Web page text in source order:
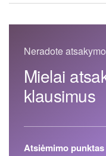
Neradote
Mielai
klausimus
Atsiėmimo punktas